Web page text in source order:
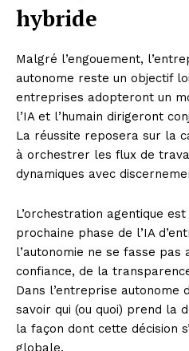
hybride
Malgré l’engouement,
autonome reste un objectif
entreprises adopteront un
l’IA et l’humain dirigeront
La réussite reposera sur la
à orchestrer les flux de
dynamiques avec
L’orchestration agentique
prochaine phase de l’IA
l’autonomie ne se fasse pas
confiance, de la
Dans l’entreprise autonome
savoir qui (ou quoi) prend la
la façon dont cette décision
globale.